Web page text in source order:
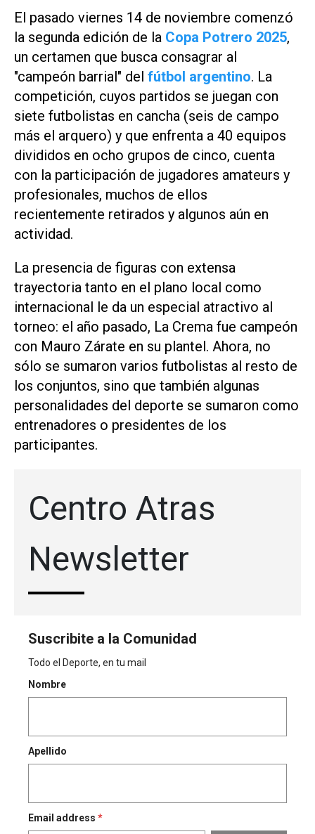
El pasado viernes 14 de noviembre comenzó
la segunda edición de la Copa Potrero 2025,
un certamen que busca consagrar al
"campeón barrial" del fútbol argentino. La
competición, cuyos partidos se juegan con
siete futbolistas en cancha (seis de campo
más el arquero) y que enfrenta a 40 equipos
divididos en ocho grupos de cinco, cuenta
con la participación de jugadores amateurs y
profesionales, muchos de ellos
recientemente retirados y algunos aún en
actividad.
La presencia de figuras con extensa
trayectoria tanto en el plano local como
internacional le da un especial atractivo al
torneo: el año pasado, La Crema fue campeón
con Mauro Zárate en su plantel. Ahora, no
sólo se sumaron varios futbolistas al resto de
los conjuntos, sino que también algunas
personalidades del deporte se sumaron como
entrenadores o presidentes de los
participantes.